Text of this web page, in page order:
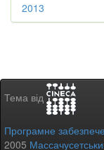
2013
Тема від
Програмне
2005